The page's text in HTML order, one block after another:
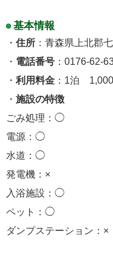
基本情報
・ 住所 ：青森県上北郡
・ 電話番号 ：0176-62-
・ 利用料金 ：1泊
・ 施設の特徴
ごみ処理：◯
電源：◯
水道：◯
発電機：×
入浴施設：◯
ペット：◯
ダンプステーション：×